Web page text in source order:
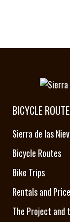
BICYCLE
Sierra de las
Bicycle Routes
Bike Trips
Rentals and
The Project and